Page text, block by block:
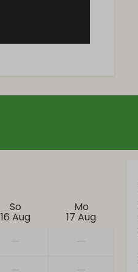
So
16 Aug
Mo
17 Aug